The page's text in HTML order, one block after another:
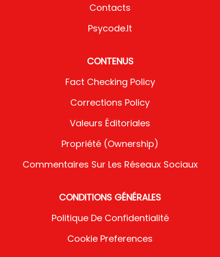
Contacts
Psycode.it
CONTENUS
Fact Checking Policy
Corrections Policy
Valeurs Éditoriales
Propriété (Ownership)
Commentaires Sur Les Réseaux Sociaux
CONDITIONS GÉNÉRALES
Politique De Confidentialité
Cookie Preferences